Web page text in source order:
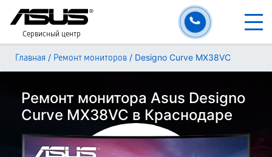
Сервисный центр
Главная / Ремонт мониторов / Designo Curve MX38VC
Ремонт монитора Asus Designo
Curve MX38VC в Краснодаре